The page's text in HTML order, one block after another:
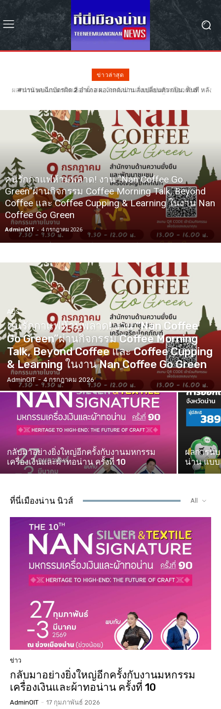
ข่าวล่าสุด
#น่าน พบฉีกบัตรผิด 2 อำเภอ ผอ.กกต.น่าน สั่งเปลี่ยนตัว กปน. ทันที หลัง
คนรักกาแฟห้ามพลาด! งาน “Nan Coffee Go
Green”ผ่านกิจกรรม Coffee Morning Talk, Beyond
Coffee และ Coffee Cupping & Learning ในงาน Nan
Coffee Go Green
AdminOIT - 4 กรกฎาคม 2026
ADS
คนรักกาแฟห้ามพลาด! งาน “Nan Coffee
Go Green”ผ่านกิจกรรม Coffee Morning
Talk, Beyond Coffee และ Coffee Cupping
& Learning ในงาน Nan Coffee Go Green
AdminOIT - 4 กรกฎาคม 2026
กลับมาอย่างยิ่งใหญ่อีกครั้งกับงานมหกรรม
เครื่องเงินและผ้าทอน่าน ครั้งที่ 10
ผลการนั
น่าน แบบ
ที่นี่เมืองน่าน นิวส์ All
ข่าว
กลับมาอย่างยิ่งใหญ่อีกครั้งกับงานมหกรรม
เครื่องเงินและผ้าทอน่าน ครั้งที่ 10
AdminOIT - 17 กุมภาพันธ์ 2026